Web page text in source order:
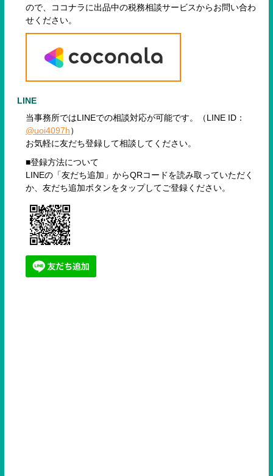
ので、
ココナラに出品中の税務相談サービスからお問い合わ
せください。
LINE
当事務所ではLINEでの相談対応が可能です。（LINE ID：
@uoi4097h）
お気軽に友だち登録して相談してください。
■登録方法について
LINEの「友だち追加」からQRコードを読み取っていただく
か、友だち追加ボタンをタップしてご登録ください。